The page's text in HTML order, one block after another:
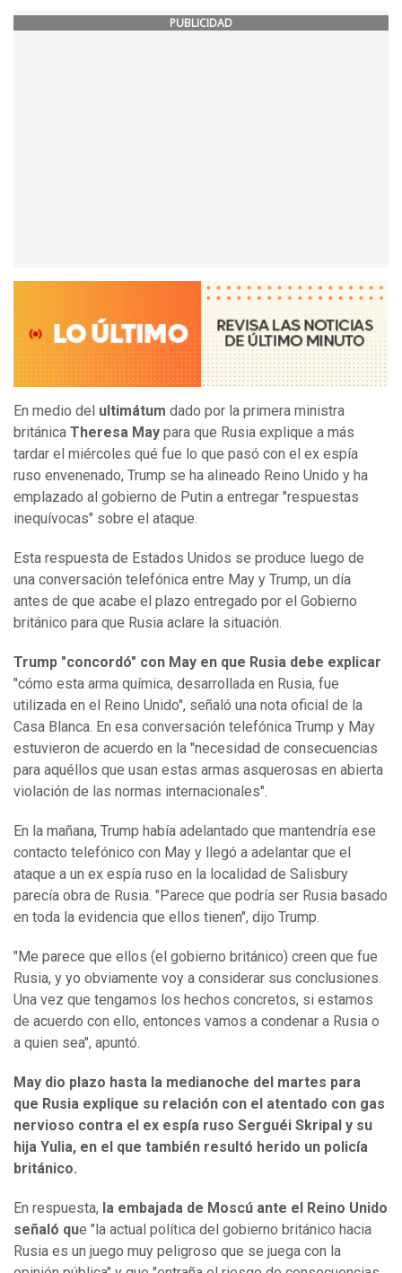
PUBLICIDAD
En medio del ultimátum dado por la primera ministra
británica Theresa May para que Rusia explique a más
tardar el miércoles qué fue lo que pasó con el ex espía
ruso envenenado, Trump se ha alineado Reino Unido y ha
emplazado al gobierno de Putin a entregar "respuestas
inequívocas" sobre el ataque.
Esta respuesta de Estados Unidos se produce luego de
una conversación telefónica entre May y Trump, un día
antes de que acabe el plazo entregado por el Gobierno
británico para que Rusia aclare la situación.
Trump "concordó" con May en que Rusia debe explicar
"cómo esta arma química, desarrollada en Rusia, fue
utilizada en el Reino Unido", señaló una nota oficial de la
Casa Blanca. En esa conversación telefónica Trump y May
estuvieron de acuerdo en la "necesidad de consecuencias
para aquéllos que usan estas armas asquerosas en abierta
violación de las normas internacionales".
En la mañana, Trump había adelantado que mantendría ese
contacto telefónico con May y llegó a adelantar que el
ataque a un ex espía ruso en la localidad de Salisbury
parecía obra de Rusia. "Parece que podría ser Rusia basado
en toda la evidencia que ellos tienen", dijo Trump.
"Me parece que ellos (el gobierno británico) creen que fue
Rusia, y yo obviamente voy a considerar sus conclusiones.
Una vez que tengamos los hechos concretos, si estamos
de acuerdo con ello, entonces vamos a condenar a Rusia o
a quien sea", apuntó.
May dio plazo hasta la medianoche del martes para
que Rusia explique su relación con el atentado con gas
nervioso contra el ex espía ruso Serguéi Skripal y su
hija Yulia, en el que también resultó herido un policía
británico.
En respuesta, la embajada de Moscú ante el Reino Unido
señaló que "la actual política del gobierno británico hacia
Rusia es un juego muy peligroso que se juega con la